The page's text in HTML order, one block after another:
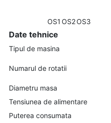
OS1 OS2OS3
Date tehnice
Tipul de masina
Numarul de rotatii
Diametru masa
Tensiunea de alimentare
Puterea consumata